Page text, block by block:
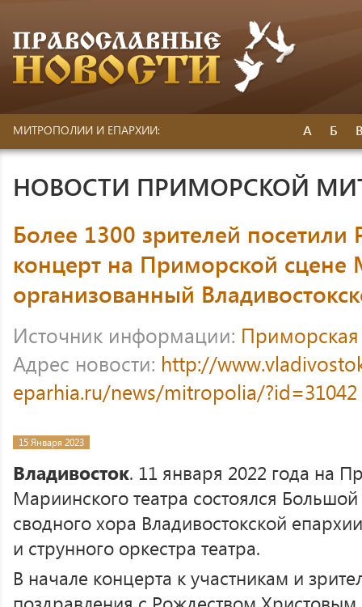
МИТРОПОЛИИ И ЕПАРХИИ: А Б
НОВОСТИ ПРИМОРСКОЙ
Более 1300 зрителей посетили
концерт на Приморской сцене
организованный
Источник информации:
Адрес новости: http://
eparhia.ru/news/mitropolia/?id=31042
15 Января 2023
Владивосток. 11 января 2022 года на
Мариинского театра состоялся
сводного хора Владивостокской
и струнного оркестра театра.
В начале концерта к участникам и